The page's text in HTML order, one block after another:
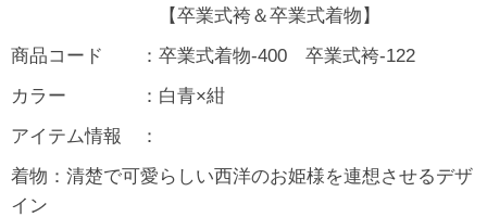
【卒業式袴＆卒業式着物】
商品コード ：卒業式着物-400 卒業式袴-122
カラー ：白青×紺
アイテム情報 ：
着物：清楚で可愛らしい西洋のお姫様を連想させるデザ
イン